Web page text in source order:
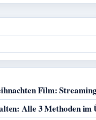
Film:
Alle 3 Methoden im